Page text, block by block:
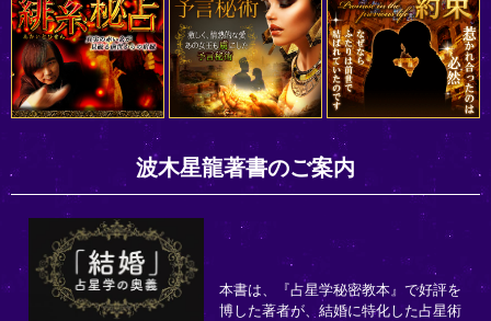
波木星龍著書のご案内
本書は、『占星学秘密教本』で好評を
博した著者が、結婚に特化した占星術